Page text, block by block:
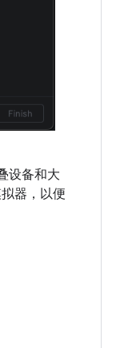
设备和大
器，以便